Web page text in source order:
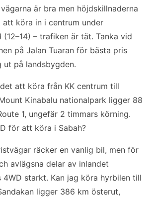
är bra men höjdskillnaderna
att köra in i centrum under
(12–14) – trafiken är tät. Tanka vid
på Jalan Tuaran för bästa pris
ut på landsbygden.
att köra från KK centrum till
Kinabalu nationalpark ligger 88
1, ungefär 2 timmars körning.
för att köra i Sabah?
räcker en vanlig bil, men för
avlägsna delar av inlandet
4WD starkt. Kan jag köra hyrbilen till
ligger 386 km österut,